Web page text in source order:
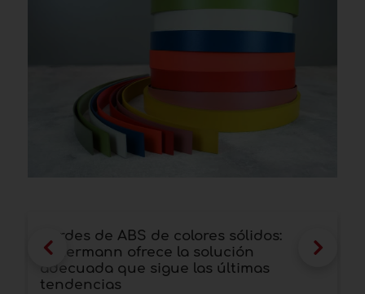
Bordes de ABS de colores sólidos:
Ostermann ofrece la solución
adecuada que sigue las últimas
tendencias